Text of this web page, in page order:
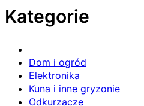
Kategorie
Dom i ogród
Elektronika
Kuna i inne gryzonie
Odkurzacze